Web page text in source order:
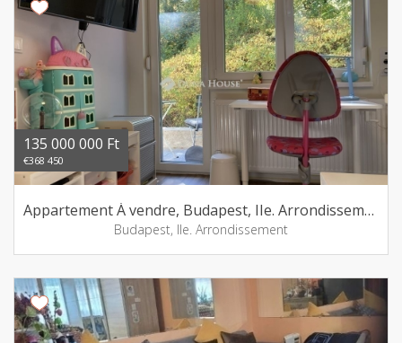
135 000 000 Ft
€368 450
Appartement Á vendre, Budapest, IIe. Arrondissement
Budapest, IIe. Arrondissement